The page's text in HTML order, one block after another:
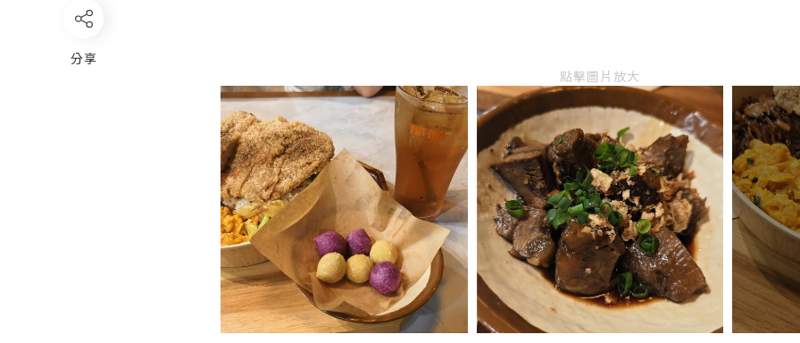
點擊圖片放大
分享